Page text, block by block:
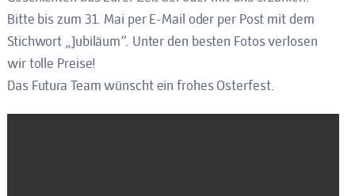
Bitte bis zum 31. Mai per E-Mail oder per Post mit dem
Stichwort „Jubiläum“. Unter den besten Fotos verlosen
wir tolle Preise!
Das Futura Team wünscht ein frohes Osterfest.